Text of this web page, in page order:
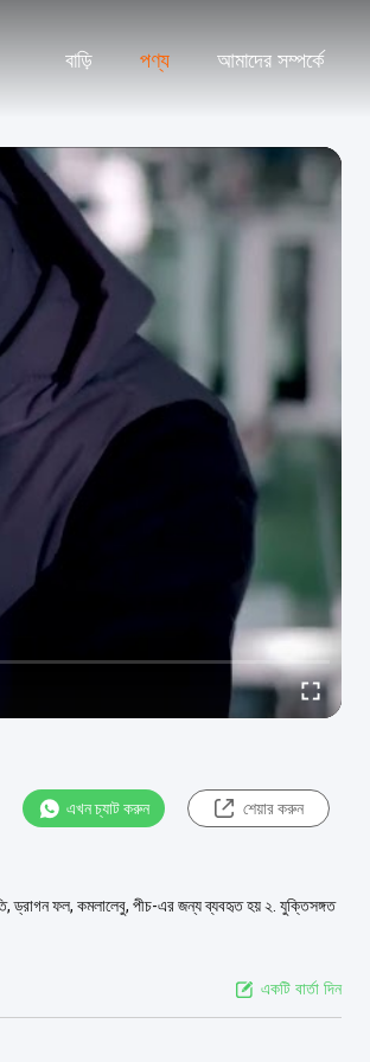
বাড়ি পণ্য আমাদের সম্পর্কে
এখন চ্যাট করুন শেয়ার করুন
ড্রাগন ফল, কমলালেবু, পীচ-এর জন্য ব্যবহৃত হয় ২. যুক্তিসঙ্গত
একটি বার্তা দিন